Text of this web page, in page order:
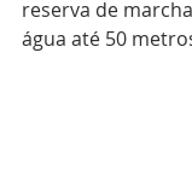
reserva de
água até 50